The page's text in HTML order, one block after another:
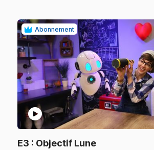
Abonnement
play_circle
E3 : Objectif Lune.